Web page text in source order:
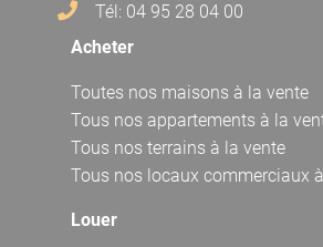
Tél: 04 95 28 04 00
Acheter
Toutes nos maisons à la vente
Tous nos appartements à la
Tous nos terrains à la vente
Tous nos locaux commerciaux
Louer